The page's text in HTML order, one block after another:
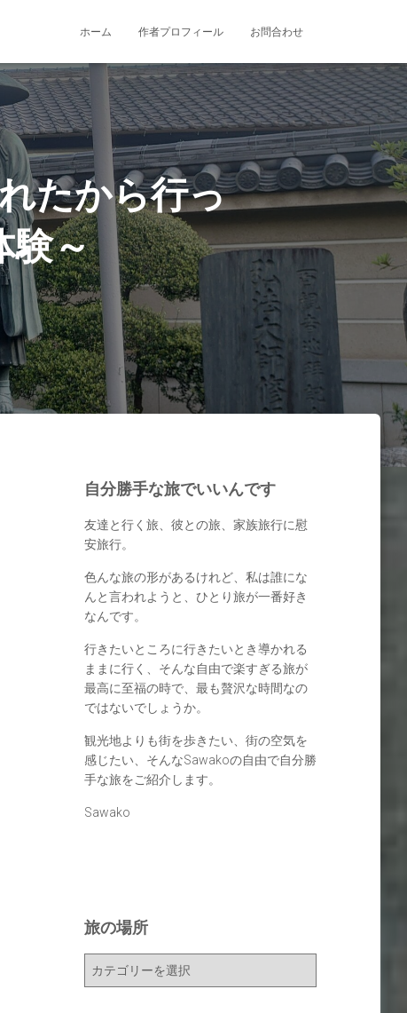
ホーム 作者プロフィール お問合わせ
たから行っ
験～
自分勝手な旅でいいんです
友達と行く旅、彼との旅、家族旅行に慰
安旅行。
色んな旅の形があるけれど、私は誰にな
んと言われようと、ひとり旅が一番好き
なんです。
行きたいところに行きたいとき導かれる
ままに行く、そんな自由で楽すぎる旅が
最高に至福の時で、最も贅沢な時間なの
ではないでしょうか。
観光地よりも街を歩きたい、街の空気を
感じたい、そんなSawakoの自由で自分勝
手な旅をご紹介します。
Sawako
旅の場所